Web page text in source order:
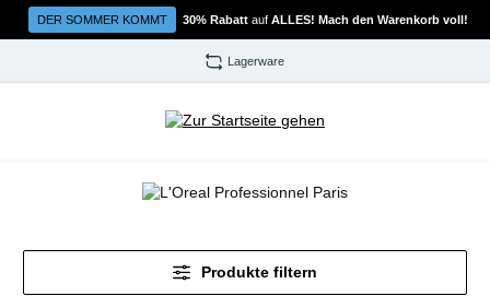
Zum Hauptinhalt springen
DER SOMMER KOMMT 30% Rabatt auf ALLES! Mach den Warenkorb voll!
Lagerware
Produkte filtern